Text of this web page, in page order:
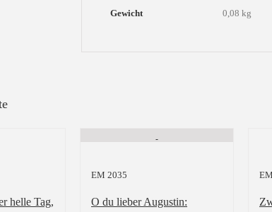
Gewicht 0,08 kg
helle Tag,
EM 2035
O du lieber Augustin: